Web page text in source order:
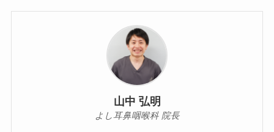
山中 弘明
よし耳鼻咽喉科 院長